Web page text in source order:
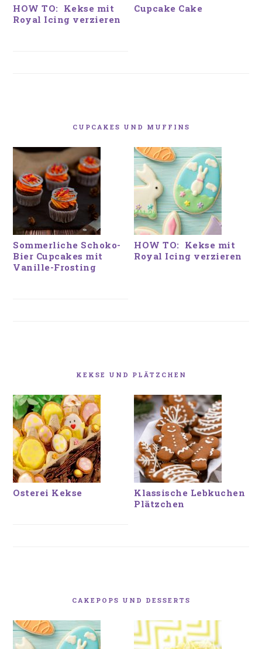
HOW TO: Kekse mit
Royal Icing verzieren
Cupcake Cake
CUPCAKES UND MUFFINS
Sommerliche Schoko-
Bier Cupcakes mit
Vanille-Frosting
HOW TO: Kekse mit
Royal Icing verzieren
KEKSE UND PLÄTZCHEN
Osterei Kekse
Klassische Lebkuchen
Plätzchen
CAKEPOPS UND DESSERTS